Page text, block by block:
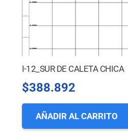
I-12_SUR DE CALETA CHICA
$388.892
AÑADIR AL CARRITO